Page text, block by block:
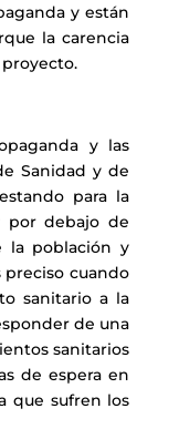
y están
la carencia
y las
Sanidad y de
para la
por debajo de
la población y
preciso cuando
sanitario a la
de una
sanitarios
de espera en
que sufren los